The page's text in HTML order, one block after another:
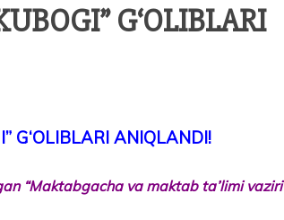
G‘OLIBLARI
G‘OLIBLARI ANIQLANDI!
“Maktabgacha va maktab ta’limi vaziri